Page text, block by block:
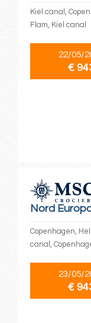
Kiel canal,
Flam, Kiel canal
22/05/
€
Nord
Copenhagen,
canal,
23/05/
€